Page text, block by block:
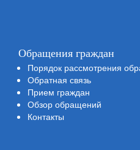
Обращения граждан
Порядок рассмотрения
Обратная связь
Прием граждан
Обзор обращений
Контакты